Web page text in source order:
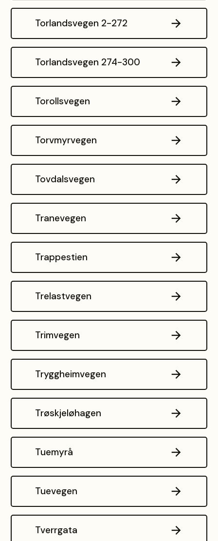
Torlandsvegen 2-272
Torlandsvegen 274-300
Torollsvegen
Torvmyrvegen
Tovdalsvegen
Tranevegen
Trappestien
Trelastvegen
Trimvegen
Tryggheimvegen
Trøskjeløhagen
Tuemyrå
Tuevegen
Tverrgata